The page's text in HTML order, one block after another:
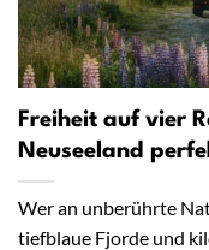
Freiheit auf vier
Neuseeland
Wer an unberührte
tiefblaue Fjorde und